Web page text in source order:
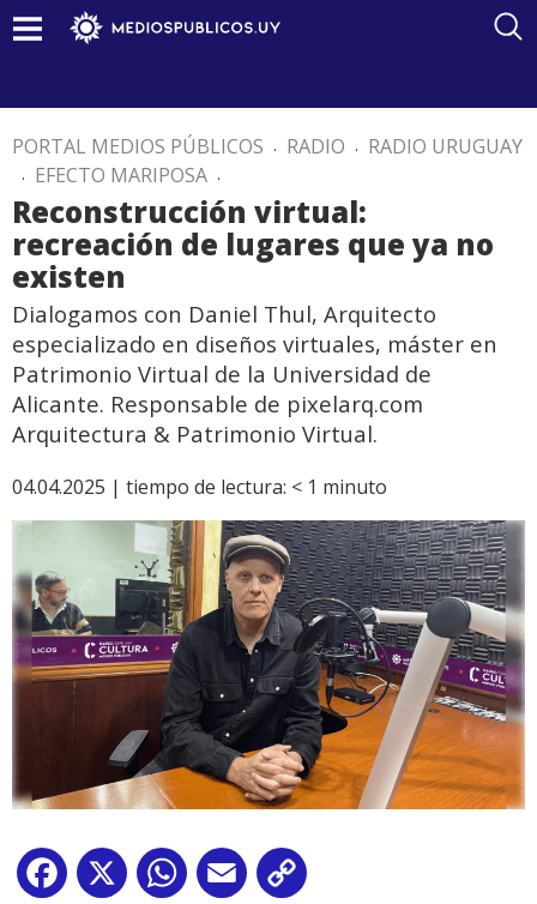
PORTAL MEDIOS PÚBLICOS . RADIO . RADIO URUGUAY
. EFECTO MARIPOSA .
Reconstrucción virtual:
recreación de lugares que ya no
existen
Dialogamos con Daniel Thul, Arquitecto
especializado en diseños virtuales, máster en
Patrimonio Virtual de la Universidad de
Alicante. Responsable de pixelarq.com
Arquitectura & Patrimonio Virtual.
04.04.2025 | tiempo de lectura: < 1 minuto
Facebook
X WhatsApp
Email